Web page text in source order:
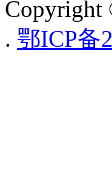
Copyright
. 鄂ICP备